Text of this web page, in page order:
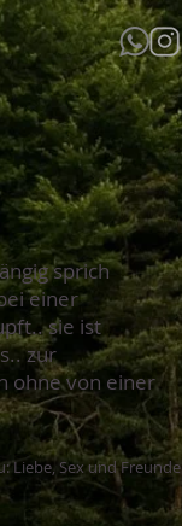
sprich
einer
sie ist
zur
ohne von einer
Liebe, Sex und Freunde